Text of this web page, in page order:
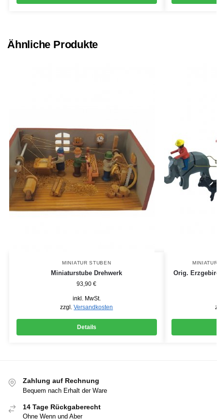
Ähnliche Produkte
MINIATUR STUBEN
Miniaturstube Drehwerk
93,90€
inkl. MwSt.
zzgl.Versandkosten
Details
Orig.
Zahlung auf Rechnung
Bequem nach Erhalt der Ware
14 Tage Rückgaberecht
Ohne Wenn und Aber